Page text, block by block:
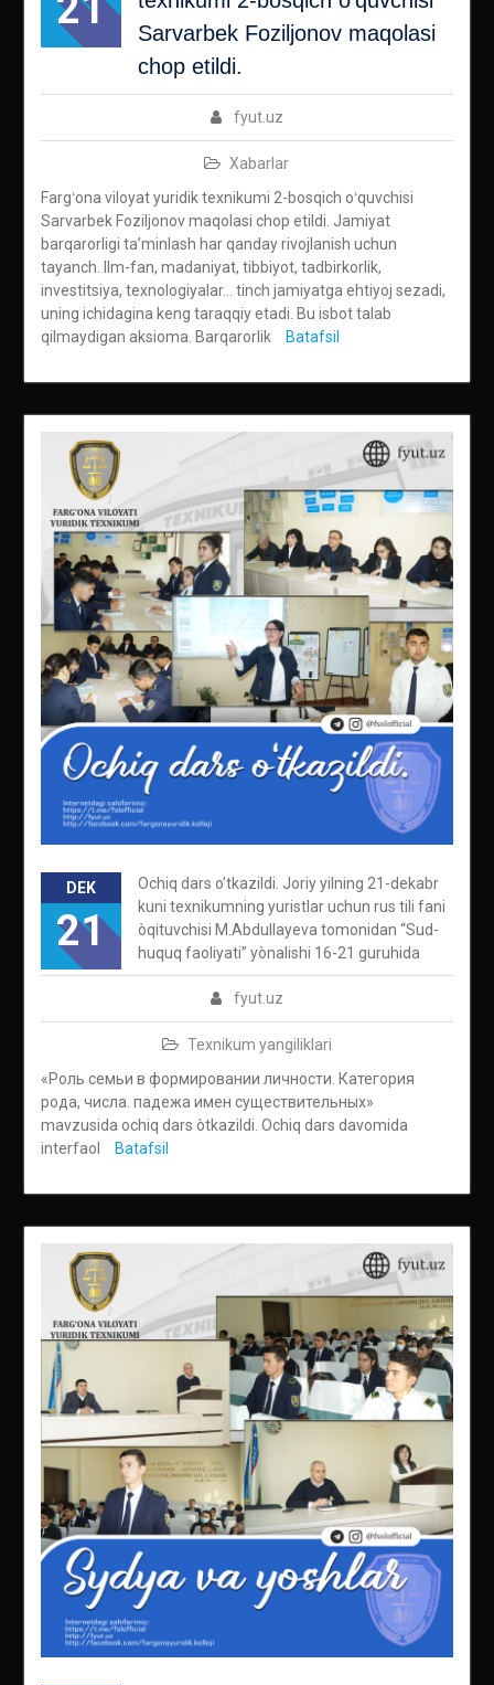
Sarvarbek Foziljonov maqolasi
chop etildi.
fyut.uz
Xabarlar
Fargʻona viloyat yuridik texnikumi 2-bosqich oʻquvchisi
Sarvarbek Foziljonov maqolasi chop etildi. Jamiyat
barqarorligi taʼminlash har qanday rivojlanish uchun
tayanch. Ilm-fan, madaniyat, tibbiyot, tadbirkorlik,
investitsiya, texnologiyalar… tinch jamiyatga ehtiyoj sezadi,
uning ichidagina keng taraqqiy etadi. Bu isbot talab
qilmaydigan aksioma. Barqarorlik
Batafsil
DEK
21
fyut.uz
Texnikum yangiliklari
Ochiq dars o’tkazildi. Joriy yilning 21-dekabr
kuni texnikumning yuristlar uchun rus tili fani
òqituvchisi M.Abdullayeva tomonidan “Sud-
huquq faoliyati” yònalishi 16-21 guruhida
«Роль семьи в формировании личности. Категория
рода, числа. падежа имен существительныx»
mavzusida ochiq dars òtkazildi. Ochiq dars davomida
interfaol
Batafsil